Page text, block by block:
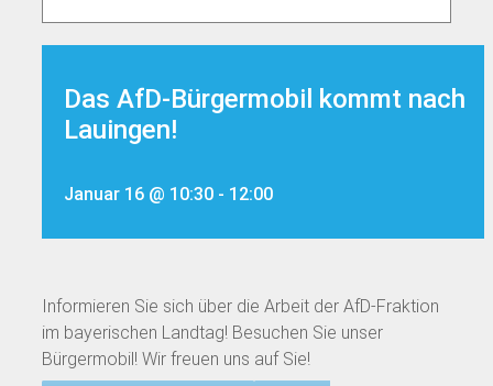
Das AfD-Bürgermobil kommt nach
Lauingen!
Januar 16 @ 10:30 - 12:00
Informieren Sie sich über die Arbeit der AfD-Fraktion
im bayerischen Landtag! Besuchen Sie unser
Bürgermobil! Wir freuen uns auf Sie!